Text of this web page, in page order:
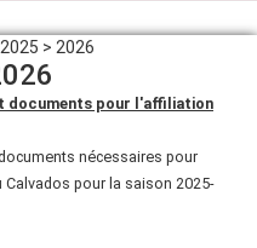
> 2026
documents pour l'affiliation
nécessaires pour
Calvados pour la saison 2025-